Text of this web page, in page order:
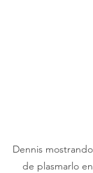
Dennis
de plasmarlo